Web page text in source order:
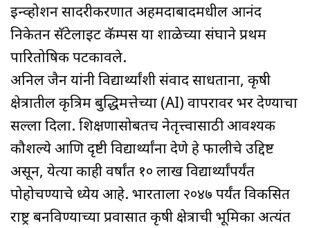
इन्व्होशन सादरीकरणात अहमदाबादमधील आनंद
निकेतन सॅटेलाइट कॅम्पस या शाळेच्या संघाने प्रथम
पारितोषिक पटकावले.
अनिल जैन यांनी विद्यार्थ्यांशी संवाद साधताना, कृषी
क्षेत्रातील कृत्रिम बुद्धिमत्तेच्या (AI) वापरावर भर देण्याचा
सल्ला दिला. शिक्षणासोबतच नेतृत्त्वासाठी आवश्यक
कौशल्ये आणि दृष्टी विद्यार्थ्यांना देणे हे फालीचे उद्दिष्ट
असून, येत्या काही वर्षांत १० लाख विद्यार्थ्यांपर्यंत
पोहोचण्याचे ध्येय आहे. भारताला २०४७ पर्यंत विकसित
राष्ट्र बनविण्याच्या प्रवासात कृषी क्षेत्राची भूमिका अत्यंत